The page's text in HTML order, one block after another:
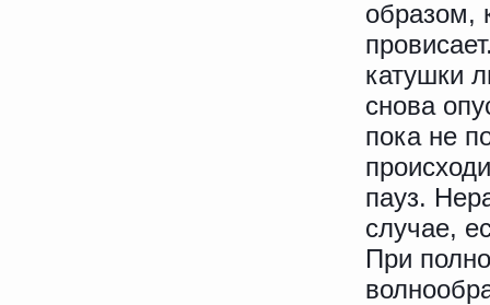
образом,
катушки
снова
пока не
пауз.
случае,
При